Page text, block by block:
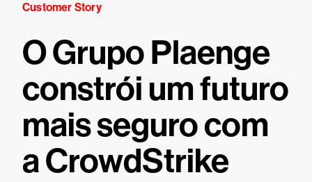
Customer Story
O Grupo Plaenge
constrói um futuro
mais seguro com
a CrowdStrike